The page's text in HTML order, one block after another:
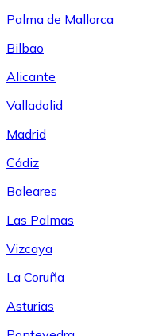
Palma de Mallorca
Bilbao
Alicante
Valladolid
Madrid
Cádiz
Baleares
Las Palmas
Vizcaya
La Coruña
Asturias